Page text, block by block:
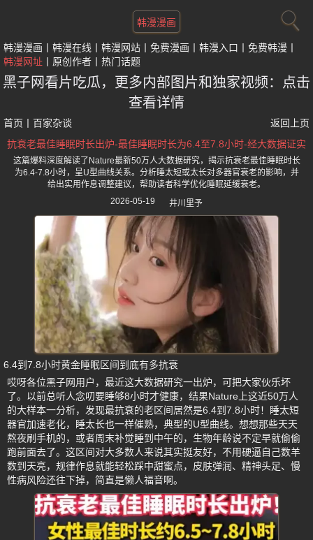
韩漫漫画
韩漫漫画 韩漫在线 韩漫网站 免费漫画 韩漫入口
免费韩漫
韩漫网址
原创作者 热门话题
黑子网看片吃瓜，更多内部图片和独家视频：点击
查看详情
首页 百家杂谈
返回上页
抗衰老最佳睡眠时长出炉-最佳睡眠时长为6.4至7.8小时-经大数据证实
这篇爆料深度解读了Nature最新50万人大数据研究，揭示抗衰老最佳睡眠时长
为6.4-7.8小时，呈U型曲线关系。分析睡太短或太长对多器官衰老的影响，并
给出实用作息调整建议，帮助读者科学优化睡眠延缓衰老。
2026-05-19
井川里予
6.4到7.8小时黄金睡眠区间到底有多抗衰
哎呀各位黑子网用户，最近这大数据研究一出炉，可把大家伙乐坏
了。以前总听人念叨要睡够8小时才健康，结果Nature上这近50万人
的大样本一分析，发现最抗衰的老区间居然是6.4到7.8小时！睡太短
器官加速老化，睡太长也一样催熟，典型的U型曲线。想想那些天天
熬夜刷手机的，或者周末补觉睡到中午的，生物年龄说不定早就偷偷
跑前面去了。这区间对大多数人来说其实挺友好，不用硬逼自己数羊
数到天亮，规律作息就能轻松踩中甜蜜点，皮肤弹润、精神头足、慢
性病风险还往下掉，简直是懒人福音啊。